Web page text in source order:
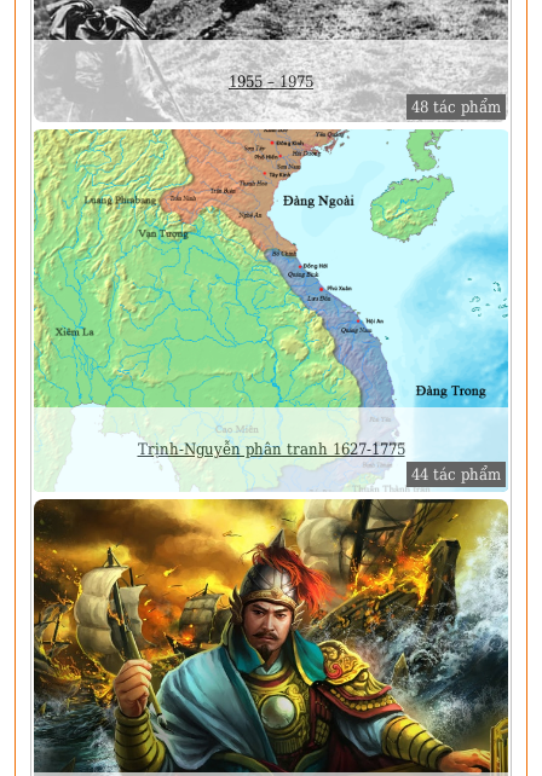
1955 – 1975
48 tác phẩm
Trịnh-Nguyễn phân tranh 1627-1775
44 tác phẩm